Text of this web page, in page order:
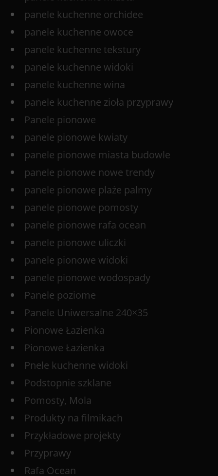
panele kuchenne orchidee
panele kuchenne owoce
panele kuchenne tekstury
panele kuchenne widoki
panele kuchenne wina
panele kuchenne zioła przyprawy
Panele pionowe
panele pionowe kwiaty
panele pionowe miasta budowle
panele pionowe nowe trendy
panele pionowe plaże palmy
panele pionowe pomosty
panele pionowe rafa ocean
panele pionowe uliczki
panele pionowe widoki
panele pionowe wodospady
Panele poziome
Panele Uniwersalne 240×35
Pionowe Łazienka
Pionowe Łazienka
Pnele kuchenne widoki
Podstopnie szklane
Pomosty, Mola
Produkty na filmikach
Przykładowe projekty
Przyprawy
Rafa Ocean